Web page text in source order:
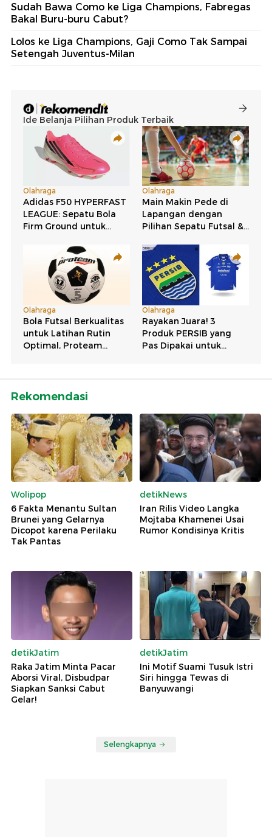
Sudah Bawa Como ke Liga Champions, Fabregas
Bakal Buru-buru Cabut?
Lolos ke Liga Champions, Gaji Como Tak Sampai
Setengah Juventus-Milan
Rekomendasi
Wolipop
6 Fakta Menantu Sultan
Brunei yang Gelarnya
Dicopot karena Perilaku
Tak Pantas
detikNews
Iran Rilis Video Langka
Mojtaba Khamenei Usai
Rumor Kondisinya Kritis
detikJatim
Raka Jatim Minta Pacar
Aborsi Viral, Disbudpar
Siapkan Sanksi Cabut
Gelar!
detikJatim
Ini Motif Suami Tusuk Istri
Siri hingga Tewas di
Banyuwangi
Selengkapnya